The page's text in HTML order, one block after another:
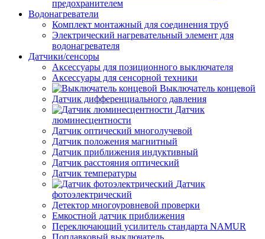
предохранителем
Водонагреватели
Комплект монтажный для соединения труб
Электрический нагревательный элемент для
водонагревателя
Датчики/сенсоры
Аксессуары для позиционного выключателя
Аксессуары для сенсорной техники
Выключатель концевой
Датчик дифференциального давления
Датчик
люминесцентности
Датчик оптический многолучевой
Датчик положения магнитный
Датчик приближения индуктивный
Датчик расстояния оптический
Датчик температуры
Датчик
фотоэлектрический
Детектор многоуровневой проверки
Емкостной датчик приближения
Переключающий усилитель стандарта NAMUR
Поплавковый выключатель